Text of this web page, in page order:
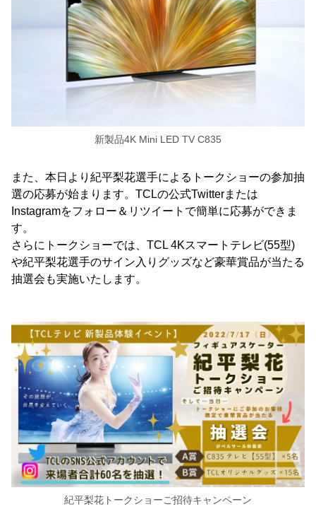
新製品4K Mini LED TV C835
また、本日より紀平梨花選手によるトークショーの参加抽
選の応募が始まります。TCLの公式Twitterまたは
Instagramをフォロー＆リツイートで簡単に応募ができま
す。
さらにトークショーでは、TCL 4Kスマートテレビ(55型)
や紀平梨花選手のサイン入りグッズなど豪華賞品が当たる
抽選会も実施いたします。
紀平梨花トークショーご招待キャンペーン